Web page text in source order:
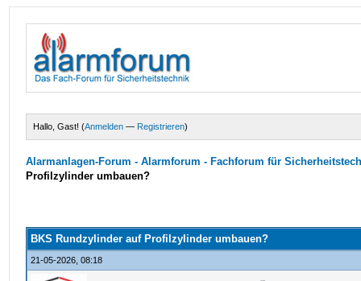
Hallo, Gast! (Anmelden — Registrieren)
Alarmanlagen-Forum - Alarmforum - Fachforum für
Profilzylinder umbauen?
BKS Rundzylinder auf Profilzylinder umbauen?
21-05-2026, 08:18